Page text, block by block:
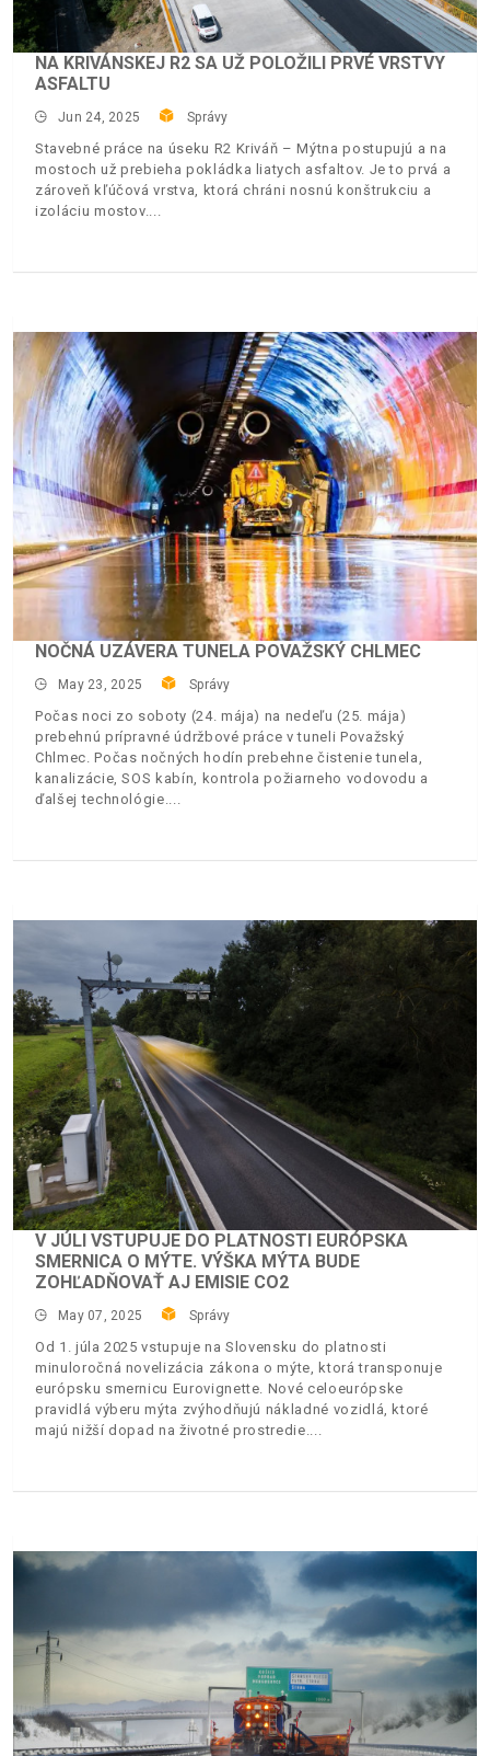
NA KRIVÁNSKEJ R2 SA UŽ POLOŽILI PRVÉ VRSTVY
ASFALTU
Jun 24, 2025 Správy
Stavebné práce na úseku R2 Kriváň – Mýtna postupujú a na
mostoch už prebieha pokládka liatych asfaltov. Je to prvá a
zároveň kľúčová vrstva, ktorá chráni nosnú konštrukciu a
izoláciu mostov.
NOČNÁ UZÁVERA TUNELA POVAŽSKÝ CHLMEC
May 23, 2025 Správy
Počas noci zo soboty (24. mája) na nedeľu (25. mája)
prebehnú prípravné údržbové práce v tuneli Považský
Chlmec. Počas nočných hodín prebehne čistenie tunela,
kanalizácie, SOS kabín, kontrola požiarneho vodovodu a
ďalšej technológie.
V JÚLI VSTUPUJE DO PLATNOSTI EURÓPSKA
SMERNICA O MÝTE. VÝŠKA MÝTA BUDE
ZOHĽADŇOVAŤ AJ EMISIE CO2
May 07, 2025 Správy
Od 1. júla 2025 vstupuje na Slovensku do platnosti
minuloročná novelizácia zákona o mýte, ktorá transponuje
európsku smernicu Eurovignette. Nové celoeurópske
pravidlá výberu mýta zvýhodňujú nákladné vozidlá, ktoré
majú nižší dopad na životné prostredie.